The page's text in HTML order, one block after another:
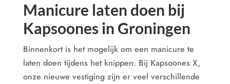
Manicure laten doen bij
Kapsoones in Groningen
Binnenkort is het mogelijk om een manicure te
laten doen tijdens het knippen. Bij Kapsoones X,
onze nieuwe vestiging zijn er veel verschillende